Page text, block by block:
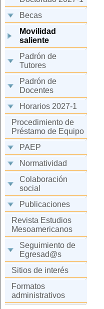
Becas
Movilidad
saliente
Padrón de
Tutores
Padrón de
Docentes
Horarios 2027-1
Procedimiento de
Préstamo de Equipo
PAEP
Normatividad
Colaboración
social
Publicaciones
Revista Estudios
Mesoamericanos
Seguimiento de
Egresad@s
Sitios de interés
Formatos
administrativos